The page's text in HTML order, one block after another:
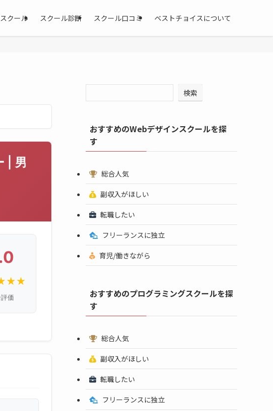
クール スクール診断 スクール口コミ ベストチョイスについて
| 男
★★
価
検索
おすすめのWebデザインスクールを探
す
総合人気
副収入がほしい
転職したい
フリーランスに独立
育児/働きながら
おすすめのプログラミングスクールを探
す
総合人気
副収入がほしい
転職したい
フリーランスに独立